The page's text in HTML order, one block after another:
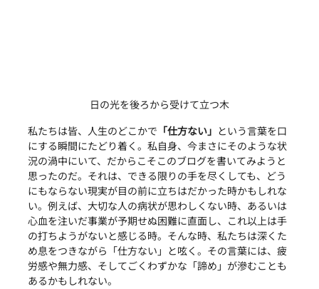
日の光を後ろから受けて立つ木
私たちは皆、人生のどこかで 「仕方ない」 という言葉を口
にする瞬間にたどり着く。私自身、今まさにそのような状
況の渦中にいて、だからこそこのブログを書いてみようと
思ったのだ。それは、できる限りの手を尽くしても、どう
にもならない現実が目の前に立ちはだかった時かもしれな
い。例えば、大切な人の病状が思わしくない時、あるいは
心血を注いだ事業が予期せぬ困難に直面し、これ以上は手
の打ちようがないと感じる時。そんな時、私たちは深くた
め息をつきながら「仕方ない」と呟く。その言葉には、疲
労感や無力感、そしてごくわずかな「諦め」が滲むことも
あるかもしれない。